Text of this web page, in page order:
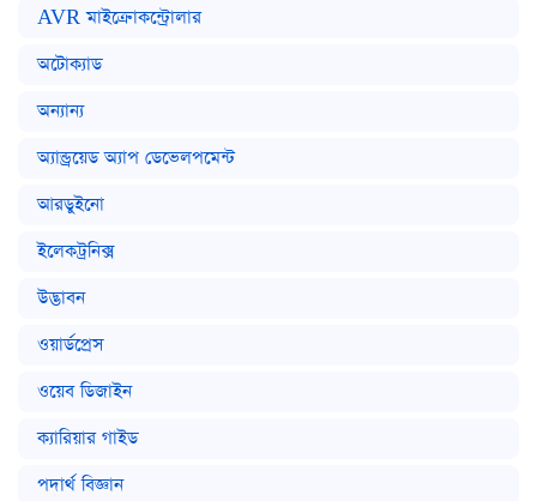
AVR মাইক্রোকন্ট্রোলার
অটোক্যাড
অন্যান্য
অ্যান্ড্রয়েড অ্যাপ ডেভেলপমেন্ট
আরডুইনো
ইলেকট্রনিক্স
উদ্ভাবন
ওয়ার্ডপ্রেস
ওয়েব ডিজাইন
ক্যারিয়ার গাইড
পদার্থ বিজ্ঞান